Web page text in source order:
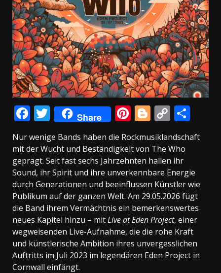
Facebook
Twitter
Share Pinterest
Blogger
Copy
Link
Nur wenige Bands haben die Rockmusiklandschaft
mit der Wucht und Beständigkeit von The Who
geprägt. Seit fast sechs Jahrzehnten hallen ihr
Sound, ihr Spirit und ihre unverkennbare Energie
durch Generationen und beeinflussen Künstler wie
Publikum auf der ganzen Welt. Am 29.05.2026 fügt
die Band ihrem Vermächtnis ein bemerkenswertes
neues Kapitel hinzu – mitLive at Eden Project, einer
wegweisenden Live-Aufnahme, die die rohe Kraft
und künstlerische Ambition ihres unvergesslichen
Auftritts im Juli 2023 im legendären Eden Project in
Cornwall einfängt.